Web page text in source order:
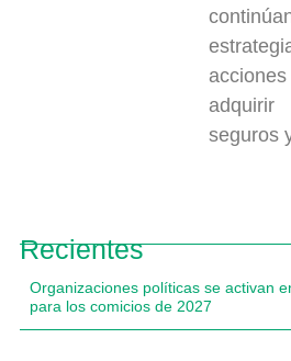
adquirir
seguros
Recientes
Organizaciones políticas se activan
para los comicios de 2027